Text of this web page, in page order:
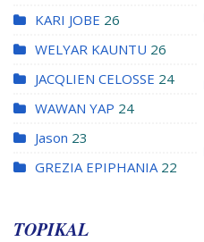
KARI JOBE 26
WELYAR KAUNTU 26
JACQLIEN CELOSSE 24
WAWAN YAP 24
Jason 23
GREZIA EPIPHANIA 22
TOPIKAL